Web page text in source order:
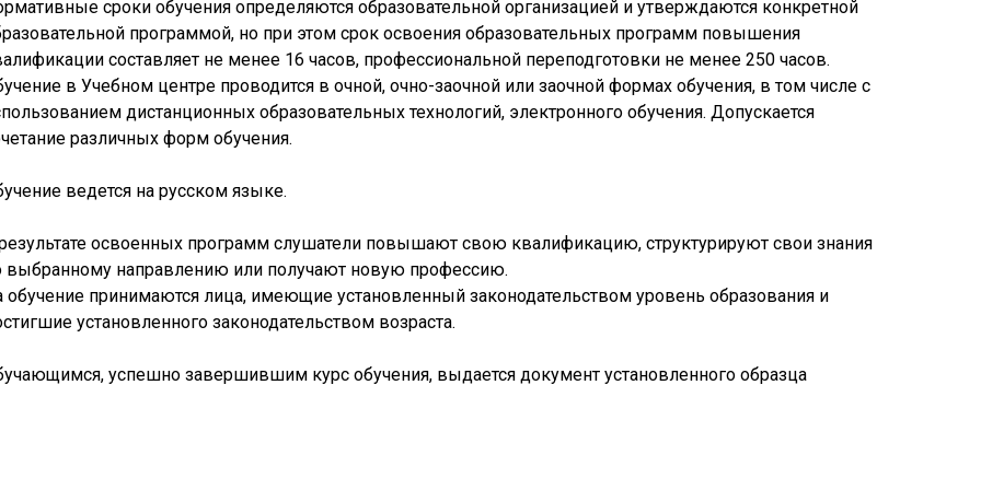
сроки обучения определяются образовательной организацией и утверждаются конкретной
программой, но при этом срок освоения образовательных программ повышения
составляет не менее 16 часов, профессиональной переподготовки не менее 250 часов.
в Учебном центре проводится в очной, очно-заочной или заочной формах обучения, в том числе с
дистанционных образовательных технологий, электронного обучения. Допускается
различных форм обучения.
ведется на русском языке.
освоенных программ слушатели повышают свою квалификацию, структурируют свои знания
выбранному направлению или получают новую профессию.
обучение принимаются лица, имеющие установленный законодательством уровень образования и
установленного законодательством возраста.
успешно завершившим курс обучения, выдается документ установленного образца